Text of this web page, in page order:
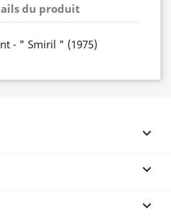
du produit
- " Smiril " (1975)


